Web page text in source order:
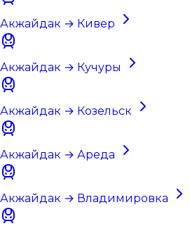
Акжайдак → Кивер
Акжайдак → Кучуры
Акжайдак → Козельск
Акжайдак → Ареда
Акжайдак → Владимировка